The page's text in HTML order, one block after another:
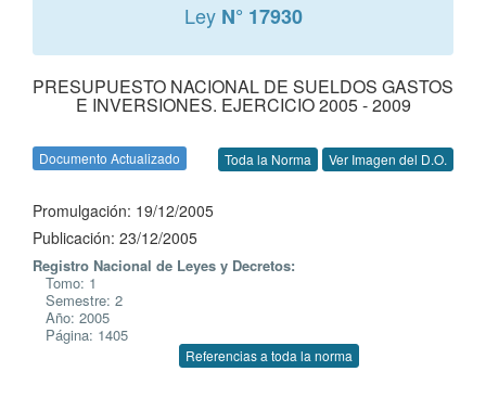
Ley N° 17930
PRESUPUESTO NACIONAL DE SUELDOS GASTOS
E INVERSIONES. EJERCICIO 2005 - 2009
Documento Actualizado Toda la Norma Ver Imagen del D.O.
Promulgación: 19/12/2005
Publicación: 23/12/2005
Registro Nacional de Leyes y Decretos:
Tomo: 1
Semestre: 2
Año: 2005
Página: 1405
Referencias a toda la norma